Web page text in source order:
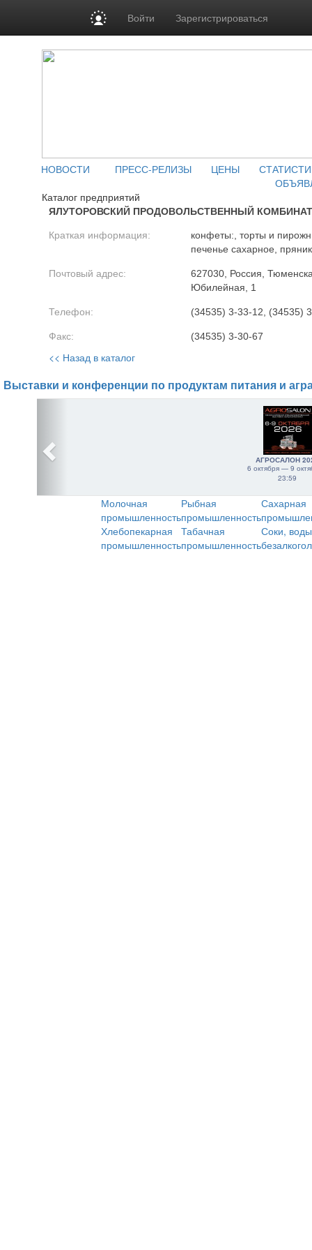
Войти Зарегистрироваться
НОВОСТИ ПРЕСС-РЕЛИЗЫ ЦЕНЫ
Каталог предприятий
ЯЛУТОРОВСКИЙ ПРОДОВОЛЬСТВЕННЫЙ
Краткая информация:
конфеты:, торты и
печенье сахарное,
Почтовый адрес:
627030, Россия,
Юбилейная, 1
Телефон: (34535) 3-33-12, (34535)
Факс: (34535) 3-30-67
<< Назад в каталог
Выставки и конференции по продуктам питания и
АГРОСАЛОН
6 октября — 9
23:59
Молочная
промышленность
Рыбная
промышленность
Сахарная
Хлебопекарная
промышленность
Табачная
промышленность
Соки,